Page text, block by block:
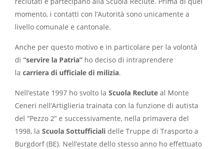
momento, i contatti con l’Autorità sono unicamente a
livello comunale e cantonale.
Anche per questo motivo e in particolare per la volontà
di “servire la Patria” ho deciso di intraprendere
la carriera di ufficiale di milizia.
Nell’estate 1997 ho svolto la Scuola Reclute al Monte
Ceneri nell’Artiglieria trainata con la funzione di autista
del “Pezzo 2” e successivamente, nella primavera del
1998, la Scuola Sottufficiali delle Truppe di Trasporto a
Burgdorf (BE). Nell’estate dello stesso anno ho effettuato